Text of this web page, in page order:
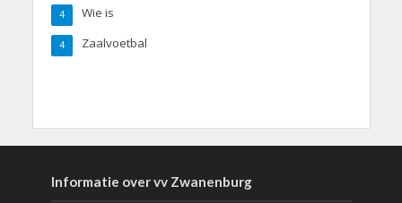
Wie is
4
Zaalvoetbal
4
Informatie over vv Zwanenburg